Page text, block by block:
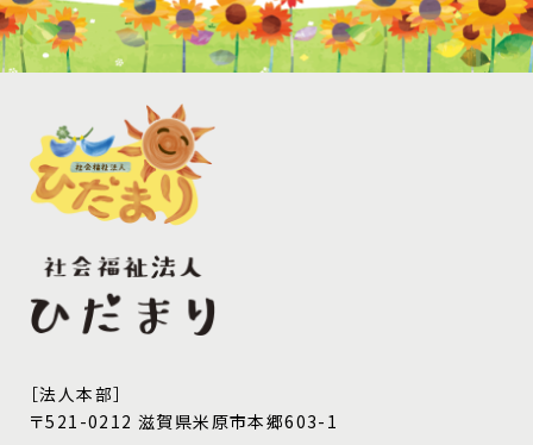
［法人本部］
〒521-0212 滋賀県米原市本郷603-1